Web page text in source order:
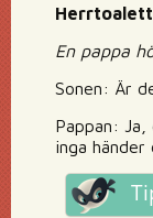
En pappa
Sonen: Är
Pappan: Ja,
inga händer